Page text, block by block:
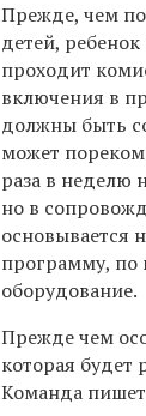
Прежде, чем
детей,
проходит
включения в
должны быть
может
раза в неделю
но в
основывается
программу, по
оборудование.
Прежде чем
которая будет
Команда